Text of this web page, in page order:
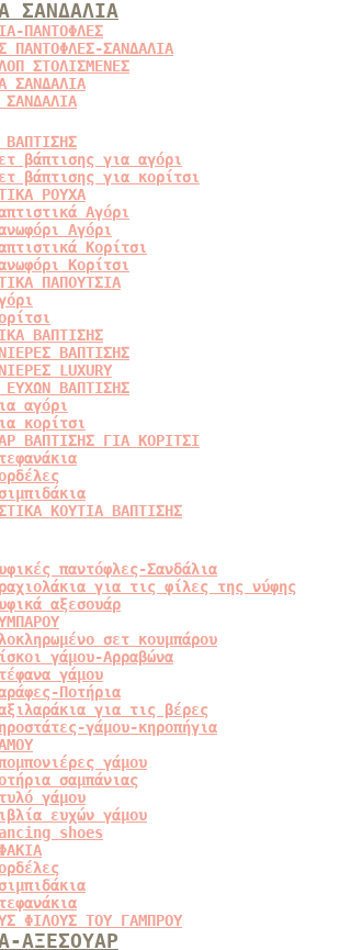
ΣΑΝΔΑΛΙΑ
ΠΑΝΤΟΦΛΕΣ
ΠΑΝΤΟΦΛΕΣ-ΣΑΝΔΑΛΙΑ
ΣΤΟΛΙΣΜΕΝΕΣ
ΣΑΝΔΑΛΙΑ
ΣΑΝΔΑΛΙΑ
ΒΑΠΤΙΣΗΣ
βάπτισης για αγόρι
βάπτισης για κορίτσι
ΡΟΥΧΑ
Αγόρι
Αγόρι
Κορίτσι
Κορίτσι
ΠΑΠΟΥΤΣΙΑ
ΒΑΠΤΙΣΗΣ
ΒΑΠΤΙΣΗΣ
LUXURY
ΕΥΧΩΝ ΒΑΠΤΙΣΗΣ
αγόρι
κορίτσι
ΒΑΠΤΙΣΗΣ ΓΙΑ ΚΟΡΙΤΣΙ
ΚΟΥΤΙΑ ΒΑΠΤΙΣΗΣ
παντόφλες-Σανδάλια
για τις φίλες της νύφης
αξεσουάρ
σετ κουμπάρου
γάμου-Αρραβώνα
γάμου
Ποτήρια
για τις βέρες
γάμου-κηροπήγια
γάμου
σαμπάνιας
γάμου
ευχών γάμου
shoes
ΦΙΛΟΥΣ ΤΟΥ ΓΑΜΠΡΟΥ
ΑΞΕΣΟΥΑΡ